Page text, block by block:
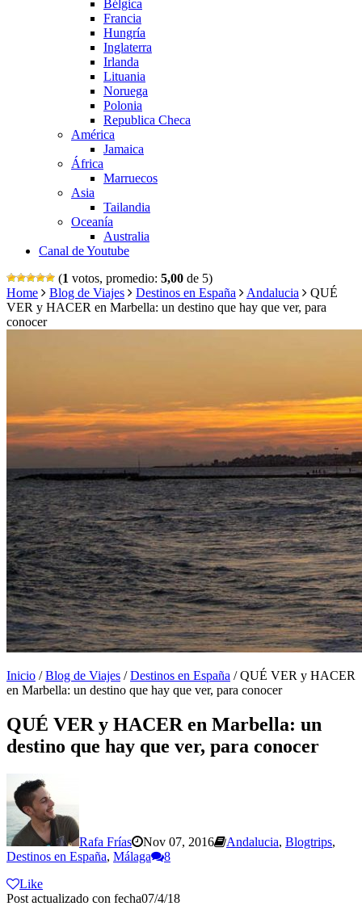
Bélgica
Francia
Hungría
Inglaterra
Irlanda
Lituania
Noruega
Polonia
Republica Checa
América
Jamaica
África
Marruecos
Asia
Tailandia
Oceanía
Australia
Canal de Youtube
(1 votos, promedio: 5,00 de 5)
Home
Blog de Viajes Destinos en España Andalucia
QUÉ
VER y HACER en Marbella: un destino que hay que ver, para
conocer
Inicio /Blog de Viajes /Destinos en España /QUÉ VER y HACER
en Marbella: un destino que hay que ver, para conocer
QUÉ VER y HACER en Marbella: un
destino que hay que ver, para conocer
Rafa Frías Nov 07, 2016 Andalucia, Blogtrips,
Destinos en España, Málaga
8
Like
Post actualizado con fecha07/4/18